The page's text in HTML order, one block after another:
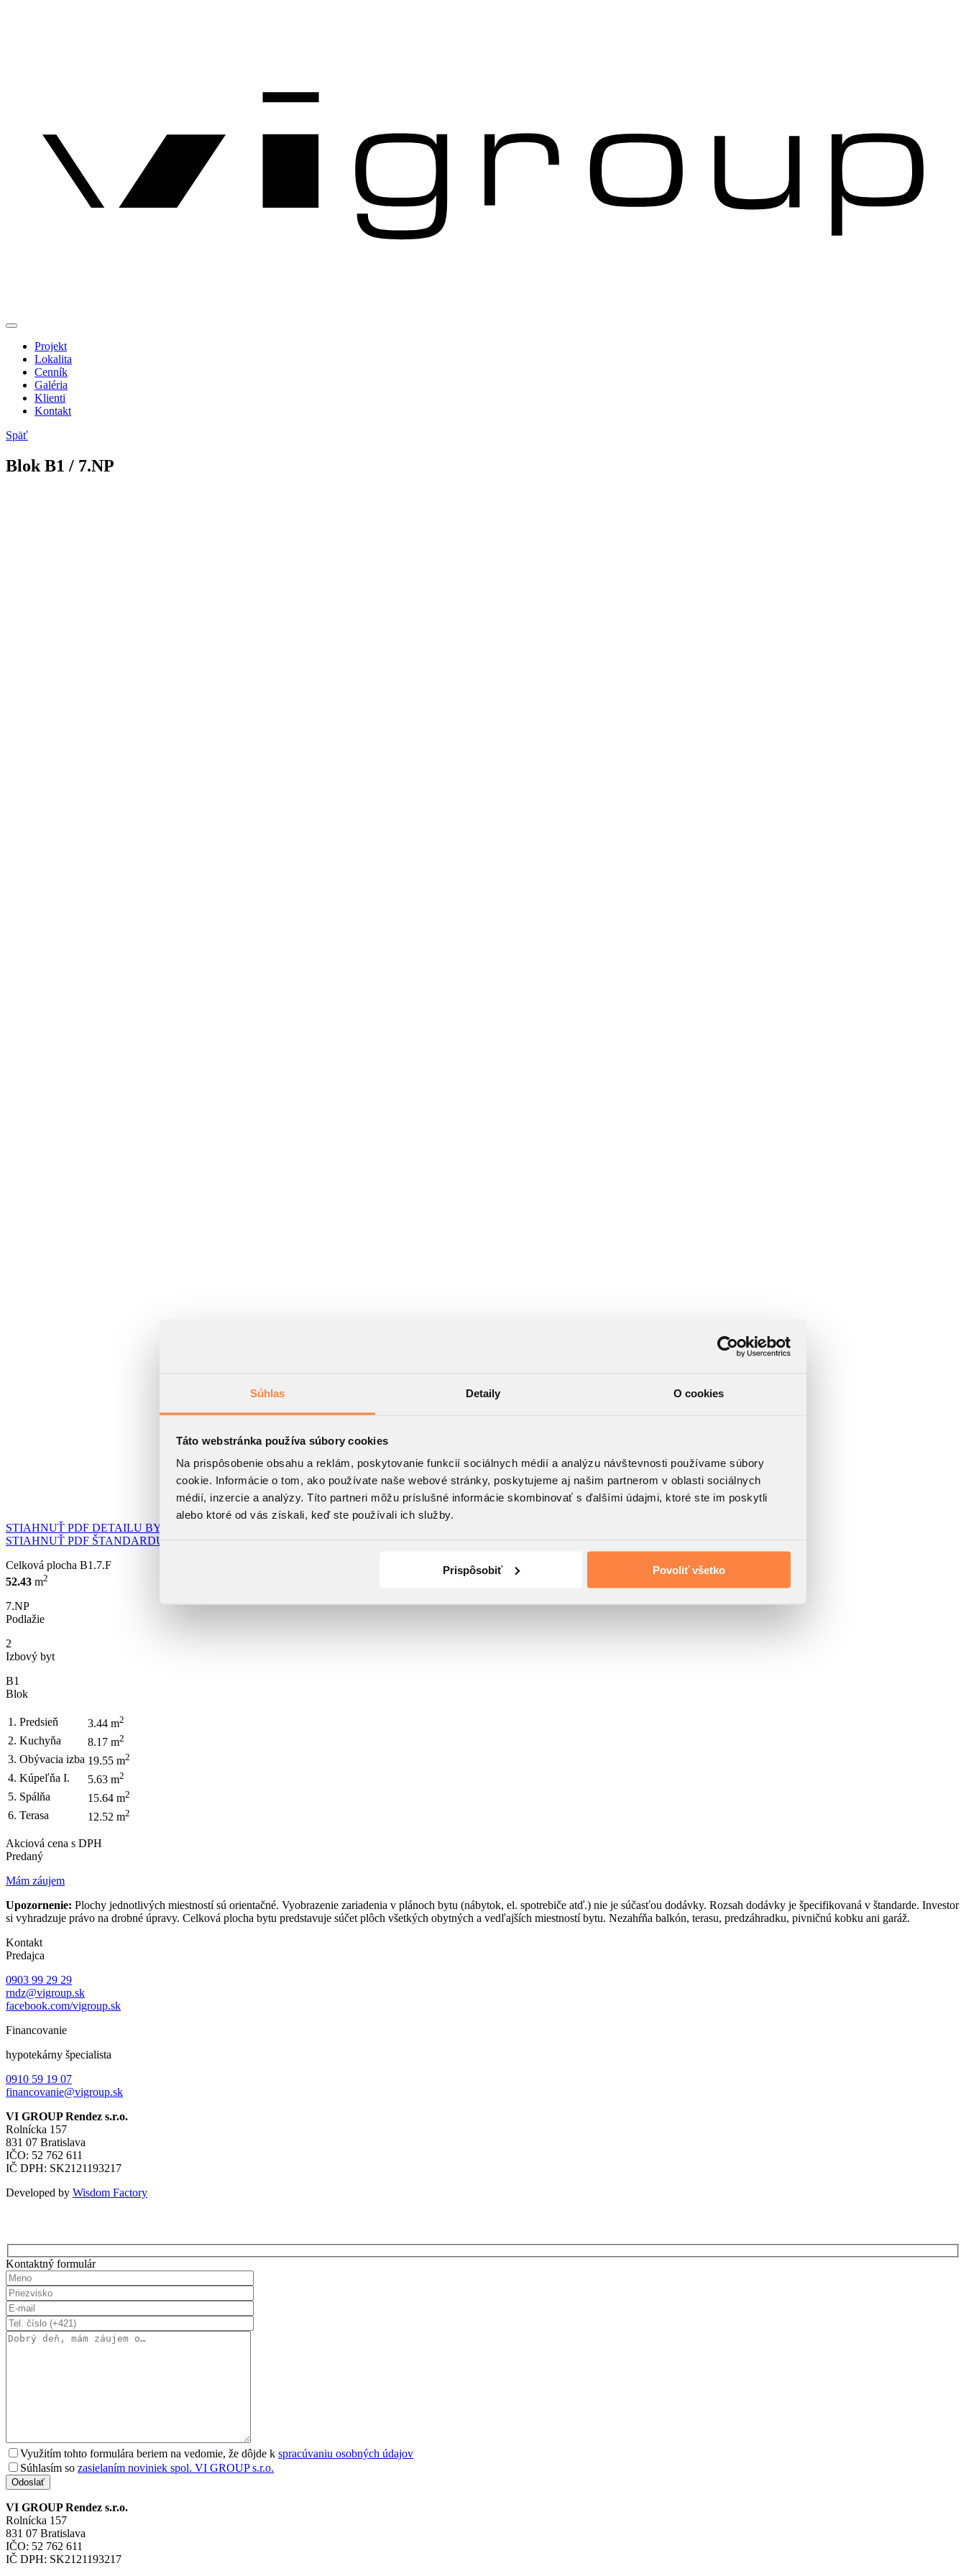
Súhlas Detaily O cookies
Táto webstránka používa súbory cookies
Na prispôsobenie obsahu a reklám, poskytovanie funkcií sociálnych médií a analýzu návštevnosti používame súbory
cookie. Informácie o tom, ako používate naše webové stránky, poskytujeme aj našim partnerom v oblasti sociálnych
médií, inzercie a analýzy. Títo partneri môžu príslušné informácie skombinovať s ďalšími údajmi, ktoré ste im poskytli
alebo ktoré od vás získali, keď ste používali ich služby.
Prispôsobiť Povoliť všetko
Projekt
Lokalita
Cenník
Galéria
Klienti
Kontakt
Späť
Blok B1 / 7.NP
STIAHNUŤ PDF DETAILU BYTU
STIAHNUŤ PDF ŠTANDARDU BYTU
Celková plocha B1.7.F
52.43 m2
7.NP
Podlažie
2
Izbový byt
B1
Blok
1. Predsieň 3.44 m2
2. Kuchyňa 8.17 m2
3. Obývacia izba 19.55 m2
4. Kúpeľňa I. 5.63 m2
5. Spálňa 15.64 m2
6. Terasa 12.52 m2
Akciová cena s DPH
Predaný
Mám záujem
Upozornenie: Plochy jednotlivých miestností sú orientačné. Vyobrazenie zariadenia v plánoch bytu (nábytok, el. spotrebiče atď.) nie je súčasťou dodávky. Rozsah dodávky je špecifikovaná v štandarde. Investor
si vyhradzuje právo na drobné úpravy. Celková plocha bytu predstavuje súčet plôch všetkých obytných a vedľajších miestností bytu. Nezahŕňa balkón, terasu, predzáhradku, pivničnú kobku ani garáž.
Kontakt
Predajca
0903 99 29 29
rndz@vigroup.sk
facebook.com/vigroup.sk
Financovanie
hypotekárny špecialista
0910 59 19 07
financovanie@vigroup.sk
VI GROUP Rendez s.r.o.
Rolnícka 157
831 07 Bratislava
IČO: 52 762 611
IČ DPH: SK2121193217
Developed by Wisdom Factory
Kontaktný formulár
Využitím tohto formulára beriem na vedomie, že dôjde k spracúvaniu osobných údajov
Súhlasím so zasielaním noviniek spol. VI GROUP s.r.o.
Odoslať
VI GROUP Rendez s.r.o.
Rolnícka 157
831 07 Bratislava
IČO: 52 762 611
IČ DPH: SK2121193217